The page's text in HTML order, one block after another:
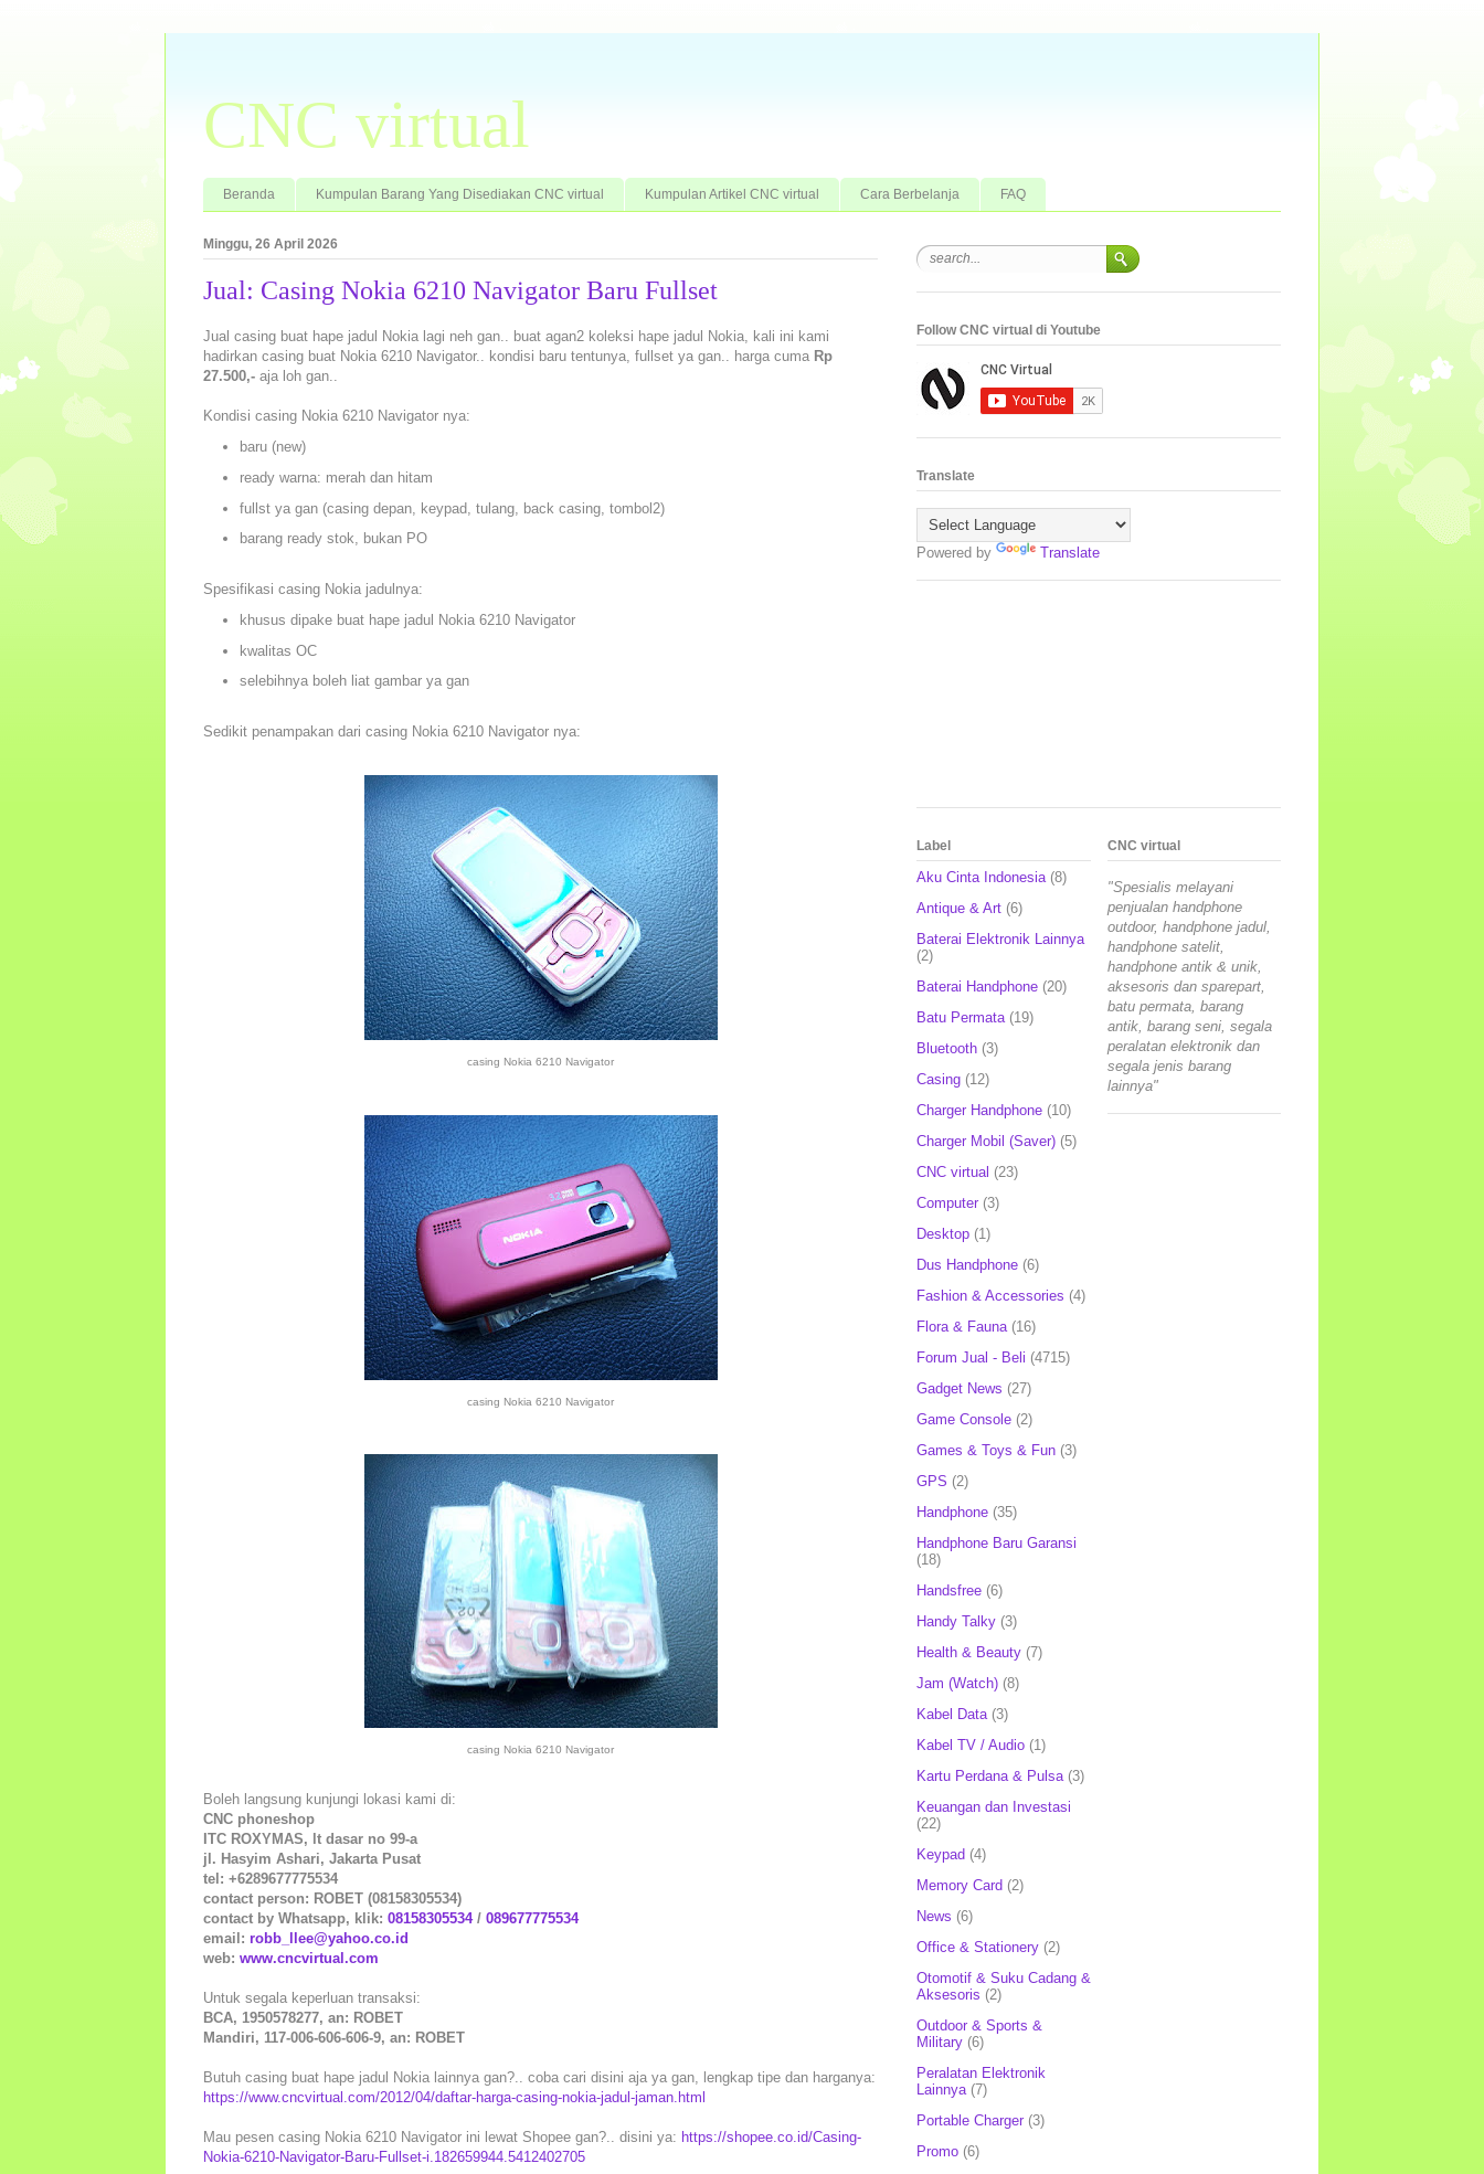
CNC virtual
Beranda Kumpulan Barang Yang Disediakan CNC virtual Kumpulan Artikel CNC virtual Cara Berbelanja FAQ
Minggu, 26 April 2026
Jual: Casing Nokia 6210 Navigator Baru Fullset
Jual casing buat hape jadul Nokia lagi neh gan.. buat agan2 koleksi hape jadul Nokia, kali ini kami
hadirkan casing buat Nokia 6210 Navigator.. kondisi baru tentunya, fullset ya gan.. harga cuma Rp
27.500,- aja loh gan..
Kondisi casing Nokia 6210 Navigator nya:
baru (new)
ready warna: merah dan hitam
fullst ya gan (casing depan, keypad, tulang, back casing, tombol2)
barang ready stok, bukan PO
Spesifikasi casing Nokia jadulnya:
khusus dipake buat hape jadul Nokia 6210 Navigator
kwalitas OC
selebihnya boleh liat gambar ya gan
Sedikit penampakan dari casing Nokia 6210 Navigator nya:
casing Nokia 6210 Navigator
casing Nokia 6210 Navigator
casing Nokia 6210 Navigator
Boleh langsung kunjungi lokasi kami di:
CNC phoneshop
ITC ROXYMAS, lt dasar no 99-a
jl. Hasyim Ashari, Jakarta Pusat
tel: +6289677775534
contact person: ROBET (08158305534)
contact by Whatsapp, klik: 08158305534/ 089677775534
email: robb_llee@yahoo.co.id
web: www.cncvirtual.com
Untuk segala keperluan transaksi:
BCA, 1950578277, an: ROBET
Mandiri, 117-006-606-606-9, an: ROBET
Butuh casing buat hape jadul Nokia lainnya gan?.. coba cari disini aja ya gan, lengkap tipe dan harganya:
https://www.cncvirtual.com/2012/04/daftar-harga-casing-nokia-jadul-jaman.html
Mau pesen casing Nokia 6210 Navigator ini lewat Shopee gan?.. disini ya: https://shopee.co.id/Casing-
Nokia-6210-Navigator-Baru-Fullset-i.182659944.5412402705
Follow CNC virtual di Youtube
Translate
Powered by Translate
Label
Aku Cinta Indonesia (8)
Antique & Art (6)
Baterai Elektronik Lainnya
(2)
Baterai Handphone (20)
Batu Permata (19)
Bluetooth (3)
Casing (12)
Charger Handphone (10)
Charger Mobil (Saver) (5)
CNC virtual (23)
Computer (3)
Desktop (1)
Dus Handphone (6)
Fashion & Accessories (4)
Flora & Fauna (16)
Forum Jual - Beli (4715)
Gadget News (27)
Game Console (2)
Games & Toys & Fun (3)
GPS (2)
Handphone (35)
Handphone Baru Garansi
(18)
Handsfree (6)
Handy Talky (3)
Health & Beauty (7)
Jam (Watch) (8)
Kabel Data (3)
Kabel TV / Audio (1)
Kartu Perdana & Pulsa (3)
Keuangan dan Investasi
(22)
Keypad (4)
Memory Card (2)
News (6)
Office & Stationery (2)
Otomotif & Suku Cadang &
Aksesoris (2)
Outdoor & Sports &
Military (6)
Peralatan Elektronik
Lainnya (7)
Portable Charger (3)
Promo (6)
CNC virtual
"Spesialis melayani
penjualan handphone
outdoor, handphone jadul,
handphone satelit,
handphone antik & unik,
aksesoris dan sparepart,
batu permata, barang
antik, barang seni, segala
peralatan elektronik dan
segala jenis barang
lainnya"